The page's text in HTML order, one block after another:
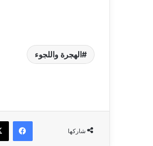
الهجرة واللجوء
شاركها
فيسبوك